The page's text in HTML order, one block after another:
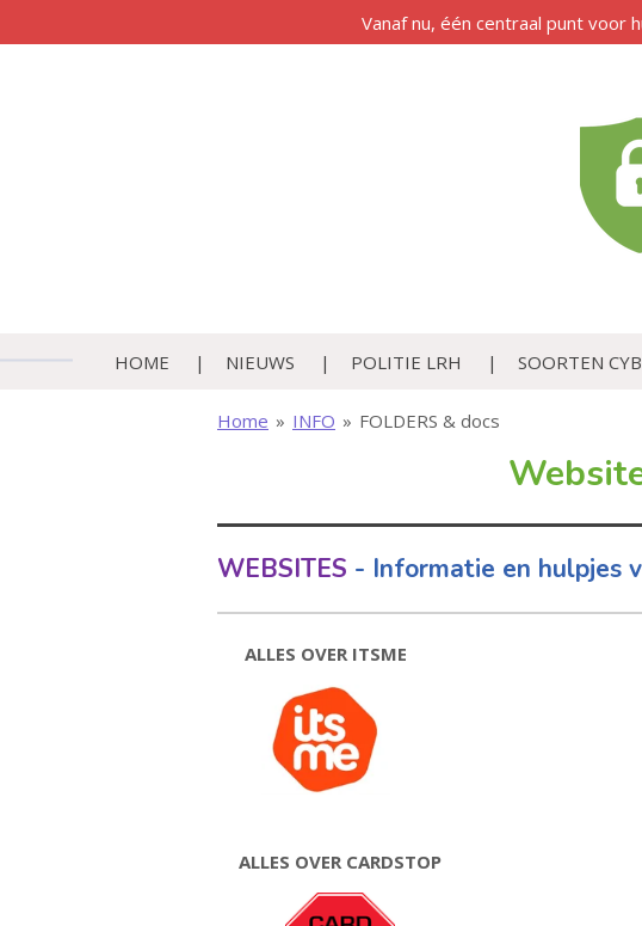
direct
Vanaf nu, één centraal punt voor
HOME NIEUWS POLITIE LRH SOORTEN
Home » INFO » FOLDERS & docs
WEBSITES - Informatie en hulpjes
ALLES OVER ITSME
ALLES OVER CARDSTOP